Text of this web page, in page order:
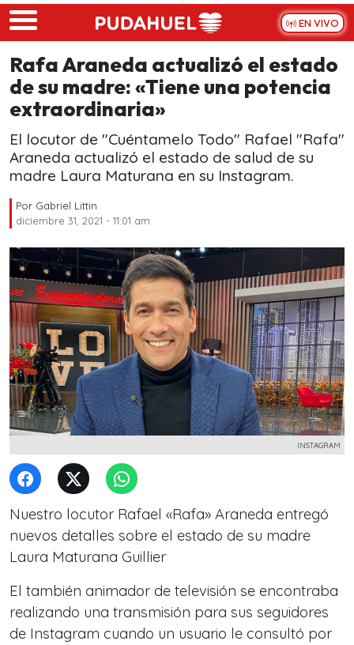
Skip to main content
EN VIVO
Rafa Araneda actualizó el estado
de su madre: «Tiene una potencia
extraordinaria»
El locutor de "Cuéntamelo Todo" Rafael "Rafa"
Araneda actualizó el estado de salud de su
madre Laura Maturana en su Instagram.
Por Gabriel Littin
diciembre 31, 2021 - 11:01 am
INSTAGRAM
Nuestro locutor Rafael «Rafa» Araneda entregó
nuevos detalles sobre el estado de su madre
Laura Maturana Guillier
El también animador de televisión se encontraba
realizando una transmisión para sus seguidores
de Instagram cuando un usuario le consultó por